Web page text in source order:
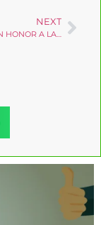
NEXT
HOMENAJE EN HONOR A LAS MADRES VICENTINAS